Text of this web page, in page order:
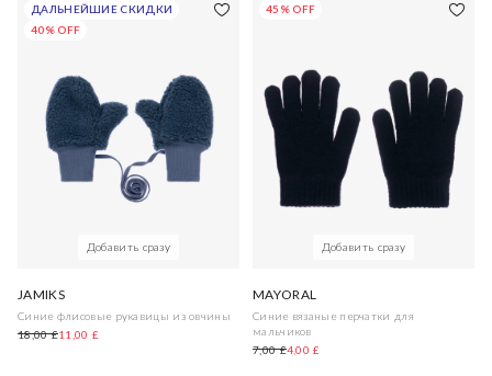
ДАЛЬНЕЙШИЕ СКИДКИ
40% OFF
Добавить сразу
JAMIKS
Синие флисовые рукавицы из овчины
18,00 £11,00 £
45% OFF
Добавить сразу
MAYORAL
Синие вязаные перчатки для
мальчиков
7,00 £4,00 £